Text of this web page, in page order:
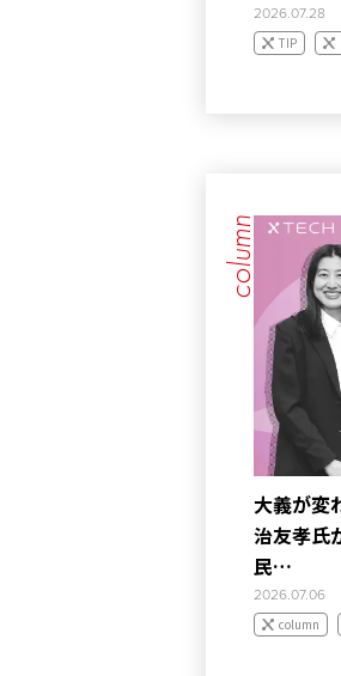
2026.07.28
TIP
column
大義が変
治友孝氏
民…
2026.07.06
column